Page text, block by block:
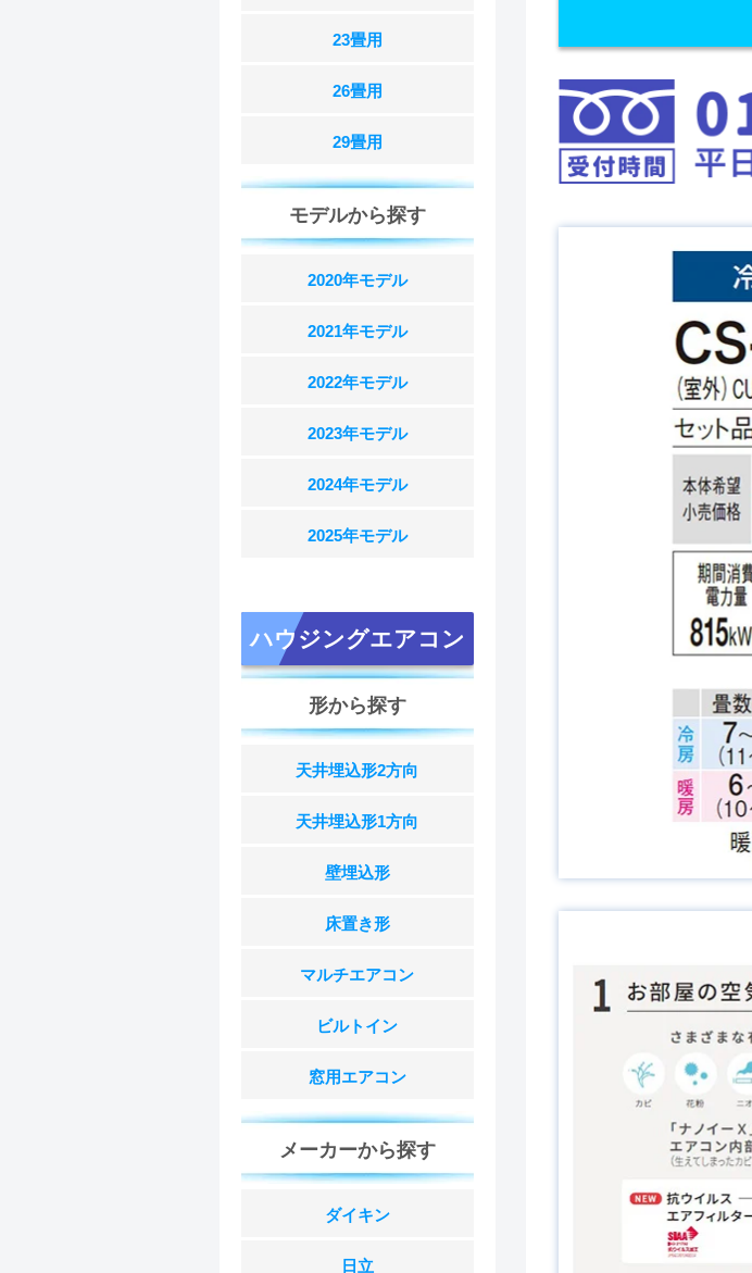
23畳用
26畳用
29畳用
モデルから探す
2020年モデル
2021年モデル
2022年モデル
2023年モデル
2024年モデル
2025年モデル
ハウジングエアコン
形から探す
天井埋込形2方向
天井埋込形1方向
壁埋込形
床置き形
マルチエアコン
ビルトイン
窓用エアコン
メーカーから探す
ダイキン
日立